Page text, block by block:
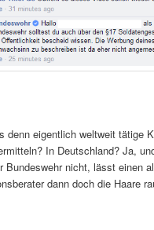
denn eigentlich weltweit tätige
In Deutschland? Ja,
Bundeswehr nicht, lässt einen
dann doch die Haare